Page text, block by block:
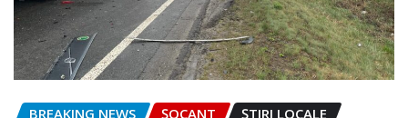
BREAKING NEWS ȘOCANT ȘTIRI LOCALE